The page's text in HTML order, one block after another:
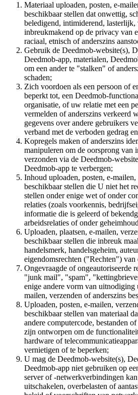
Materiaal uploaden, posten, e-
beschikbaar stellen dat onwettig,
beledigend, intimiderend,
inbreukmakend op de privacy van
raciaal, etnisch of anderszins
Gebruik de Deedmob-website(s),
Deedmob-app, materialen,
om een ​​ander te "stalken" of
schaden;
Zich voordoen als een persoon of
beperkt tot, een Deedmob-
organisatie, of uw relatie met een
vermelden of anderszins verkeerd
gegevens over andere gebruikers
verband met de verboden gedrag
Kopregels maken of anderszins
manipuleren om de oorsprong van
verzonden via de Deedmob-
Deedmob-app te verbergen;
Inhoud uploaden, posten, e-
beschikbaar stellen die U niet het
stellen onder enige wet of onder
relaties (zoals voorkennis,
informatie die is geleerd of
arbeidsrelaties of onder
Uploaden, plaatsen, e-mailen,
beschikbaar stellen die inbreuk
handelsmerk, handelsgeheim,
eigendomsrechten ("Rechten") van
Ongevraagde of ongeautoriseerde
"junk mail", "spam",
enige andere vorm van uitnodiging
mailen, verzenden of anderszins
Uploaden, posten, e-mailen,
beschikbaar stellen van materiaal
andere computercode, bestanden
zijn ontworpen om de
hardware of
vernietigen of te beperken;
U mag de Deedmob-website(s),
Deedmob-app niet gebruiken op
server of -netwerkverbindingen
uitschakelen, overbelasten of